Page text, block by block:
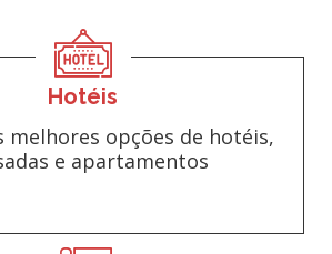
Hotéis
melhores opções de hotéis,
e apartamentos